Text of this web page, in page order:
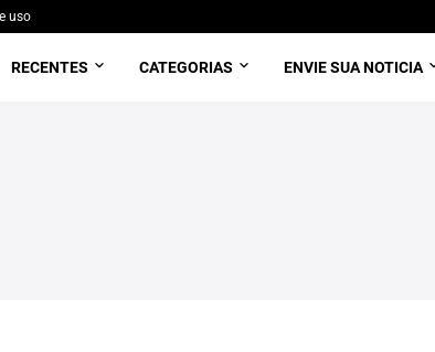
uso
RECENTES CATEGORIAS ENVIE SUA NOTICIA